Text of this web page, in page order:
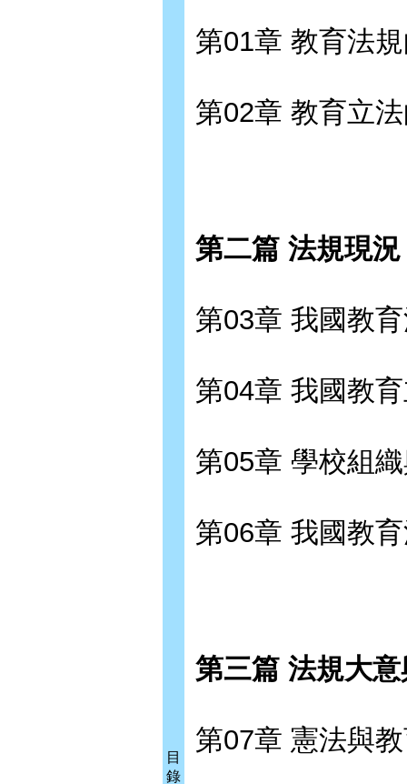
目
錄
第01章 教育法
第02章 教育立
第二篇 法規現況
第03章 我國教
第04章 我國教
第05章 學校組
第06章 我國教
第三篇 法規大
第07章 憲法與